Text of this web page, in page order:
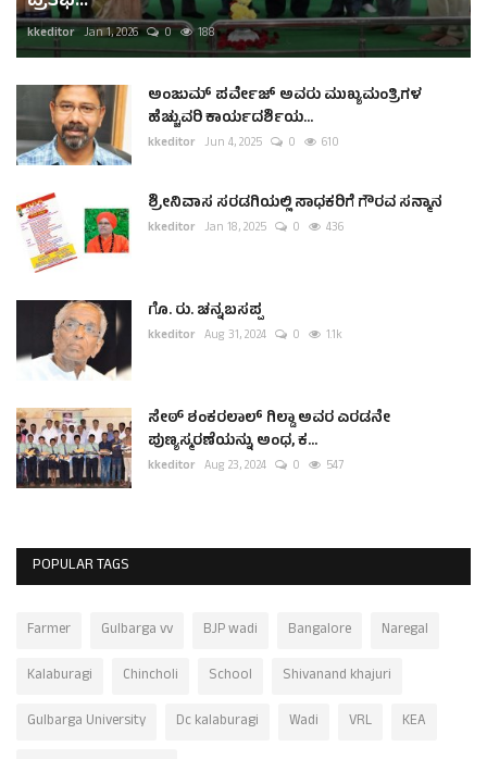
kkeditor Jan 1, 2026 0 188
ಅಂಜುಮ್ ಪರ್ವೇಜ್ ಅವರು ಮುಖ್ಯಮಂತ್ರಿಗಳ
ಹೆಚ್ಚುವರಿ ಕಾರ್ಯದರ್ಶಿಯ...
kkeditor Jun 4, 2025 0 610
ಶ್ರೀನಿವಾಸ ಸರಡಗಿಯಲ್ಲಿ ಸಾಧಕರಿಗೆ ಗೌರವ ಸನ್ಮಾನ
kkeditor Jan 18, 2025 0 436
ಗೊ. ರು. ಚನ್ನಬಸಪ್ಪ
kkeditor Aug 31, 2024 0 1.1k
ಸೇಠ್ ಶಂಕರಲಾಲ್ ಗಿಲ್ಡಾ ಅವರ ಎರಡನೇ
ಪುಣ್ಯಸ್ಮರಣೆಯನ್ನು ಅಂಧ, ಕ...
kkeditor Aug 23, 2024 0 547
POPULAR TAGS
Farmer Gulbarga vv BJP wadi Bangalore
Naregal
Kalaburagi
Chincholi School
Shivanand khajuri
Gulbarga University
Dc kalaburagi Wadi VRL
KEA